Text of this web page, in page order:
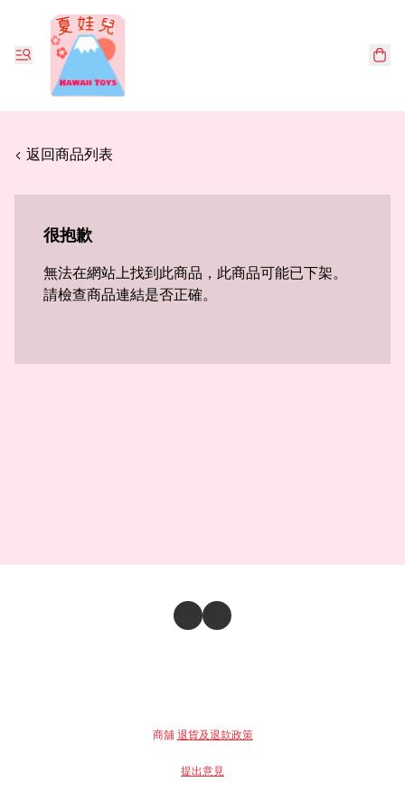
< 返回商品列表
很抱歉
無法在網站上找到此商品，此商品可能已下架。
請檢查商品連結是否正確。
商舖 退貨及退款政策
提出意見